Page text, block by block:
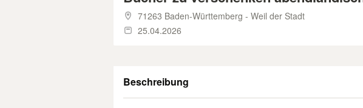
71263 Baden-Württemberg - Weil der Stadt
25.04.2026
Beschreibung